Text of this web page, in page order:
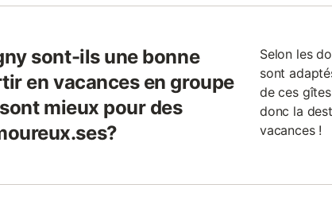
sont-ils une bonne
en vacances en groupe
mieux pour des
Selon les
sont
de ces
donc la
vacances !